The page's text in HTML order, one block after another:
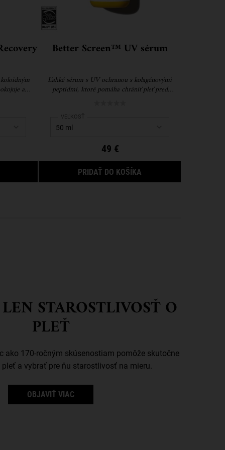
a
ULTRA FACIAL MELTDOWN RECOVERY CREAM
Better Screen™ UV sérum
Ľahké sérum s UV ochranou s kolagénovými
peptidmi, ktoré pomáha chrániť pleť pred
Select a
VEĽKOSŤ
49 €
PRIDAŤ DO KOŠÍKA
STAROSTLIVOSŤ O
PLEŤ
ako 170-ročným skúsenostiam pomôže skutočne
a vybrať pre ňu starostlivosť na mieru.
OBJAVIŤ VIAC